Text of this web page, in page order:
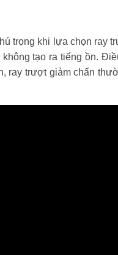
trọng khi lựa chọn ray
tạo ra tiếng ồn.
ray trượt giảm chấn